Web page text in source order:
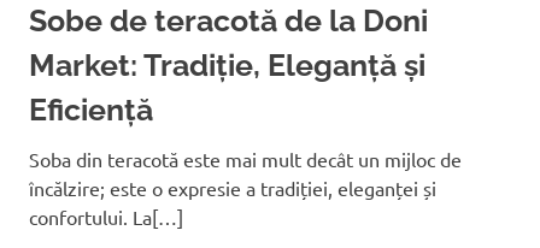
Sobe de teracotă de la Doni
Market: Tradiție, Eleganță și
Eficiență
Soba din teracotă este mai mult decât un mijloc de
încălzire; este o expresie a tradiției, eleganței și
confortului. La[…]